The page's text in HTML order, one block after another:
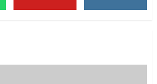
माऊलींच्या पादुकांना नीरा स्नान